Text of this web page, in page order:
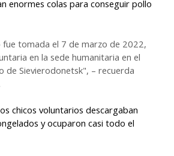
enormes colas para conseguir pollo
tomada el 7 de marzo de 2022,
en la sede humanitaria en el
de Sievierodonetsk", – recuerda
chicos voluntarios descargaban
y ocuparon casi todo el